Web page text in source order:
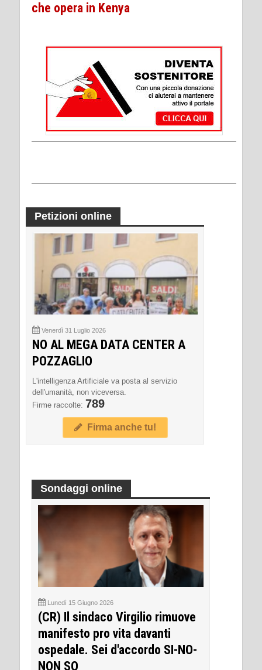
che opera in Kenya
Petizioni online
Venerdì 31 Luglio 2026
NO AL MEGA DATA CENTER A
POZZAGLIO
L'intelligenza Artificiale va posta al servizio
dell'umanità, non viceversa.
Firme raccolte: 789
Firma anche tu!
Sondaggi online
Lunedì 15 Giugno 2026
(CR) Il sindaco Virgilio rimuove
manifesto pro vita davanti
ospedale. Sei d'accordo SI-NO-
NON SO